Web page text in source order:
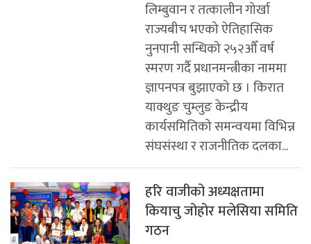
लिम्बुवान र तत्कालीन गोर्खा
राज्यबीच भएको ऐतिहासिक
नुनपानी सन्धिको २५२औँ वर्ष
स्मरण गर्दै प्रधानमन्त्रीका नाममा
ज्ञापनपत्र बुझाएको छ । किरात
याक्थुङ चुम्लुङ केन्द्रीय
कार्यसमितिको समन्वयमा विभिन्न
संघसंस्था र राजनीतिक दलका...
हरि वाजीको अध्यक्षतामा
कियाचु जोहोर मलेसिया समिति
गठन